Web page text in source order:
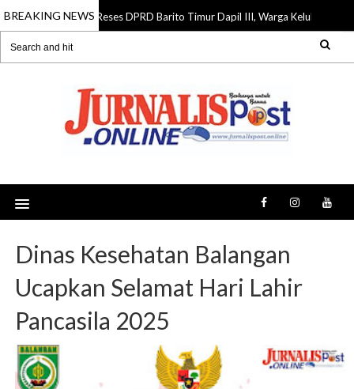
BREAKING NEWS
07 Aug 2026 Reses DPRD Barito Timur Dapil III, Warga Keluhkan
Dinas Kesehatan Balangan
Ucapkan Selamat Hari Lahir
Pancasila 2025